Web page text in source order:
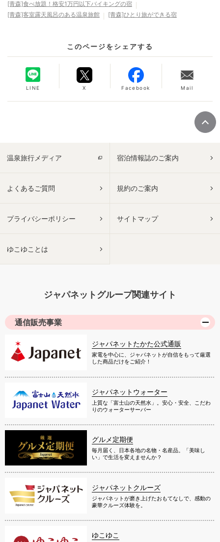
[青森]食べ放題！格安1万円以下バイキングの宿
[青森]客室露天風呂のある温泉旅館
[青森]ひとり旅ができる宿
このページをシェアする
LINE X Facebook Mail
温泉旅行メディア 宿泊情報誌のご案内
よくあるご質問 規約のご案内
プライバシーポリシー サイトマップ
ゆこゆことは
ジャパネットグループ関連サイト
通信販売事業
ジャパネットたかた公式通販
家電を中心に、ジャパネットが自信をもって厳選
した商品だけをご紹介！
ジャパネットウォーター
上質な「富士山の天然水」。安心・安全、こだわ
りのウォーターサーバー
グルメ定期便
毎月届く、日本各地の名物・名産品。「美味し
い」で生活を変えませんか？
ジャパネットクルーズ
ジャパネットが磨き上げたおもてなしで、感動の
豪華クルーズ体験を。
ゆこゆこ